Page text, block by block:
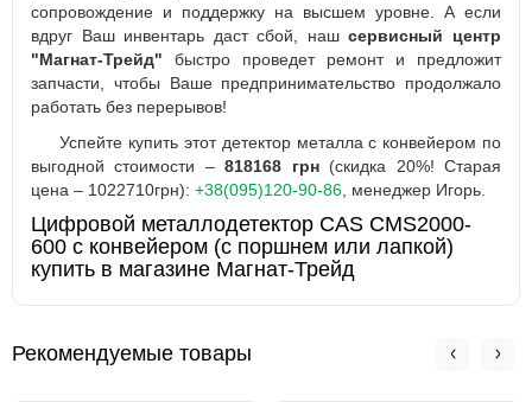
сопровождение и поддержку на высшем уровне. А если
вдруг Ваш инвентарь даст сбой, нашсервисный центр
"Магнат-Трейд" быстро проведет ремонт и предложит
запчасти, чтобы Ваше предпринимательство продолжало
работать без перерывов!
Успейте купить этот детектор металла с конвейером по
выгодной стоимости –818168 грн (скидка 20%! Старая
цена – 1022710грн): +38(095)120-90-86, менеджер Игорь.
Цифровой металлодетектор CAS CMS2000-
600 с конвейером (с поршнем или лапкой)
купить в магазине Магнат-Трейд
Рекомендуемые товары